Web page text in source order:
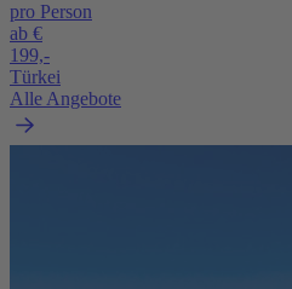
pro Person
ab €
199,-
Türkei
Alle Angebote